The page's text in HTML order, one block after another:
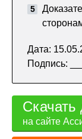
Дата:
Подпись:
Скачать
на сайте